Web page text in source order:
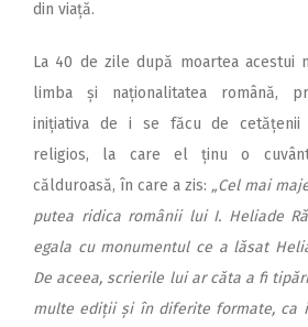
din viață.
La 40 de zile după moartea acestui
limba și naționalitatea română,
inițiativa de i se făcu de cetățenii
religios, la care el ținu o
călduroasă, în care a zis: „Cel mai
putea ridica românii lui I. Heliade
egala cu monumentul ce a lăsat
De aceea, scrierile lui ar căta a fi
multe ediții și în diferite formate, ca